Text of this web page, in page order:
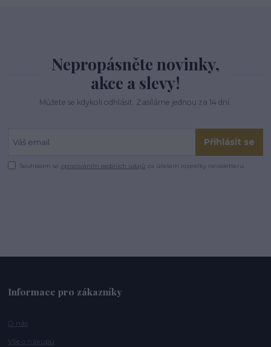
Nepropásněte novinky,
akce a slevy!
Můžete se kdykoli odhlásit. Zasíláme jednou za 14 dní.
Přihlásit se
Souhlasím se zpracováním osobních údajů za účelem rozesílky newsletteru.
Informace pro zákazníky
O nás
Vše o nákupu